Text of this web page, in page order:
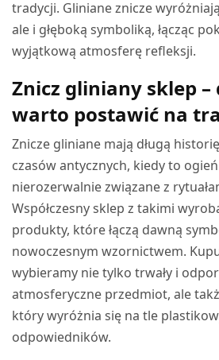
tradycji. Gliniane znicze
ale i głęboką symboliką, łącząc
wyjątkową atmosferę refleksji.
Znicz gliniany sklep –
warto postawić na
Znicze gliniane mają długą
czasów antycznych, kiedy to
nierozerwalnie związane z
Współczesny sklep z takimi
produkty, które łączą dawną
nowoczesnym wzornictwem.
wybieramy nie tylko trwały i
atmosferyczne przedmiot, ale
który wyróżnia się na tle
odpowiedników.